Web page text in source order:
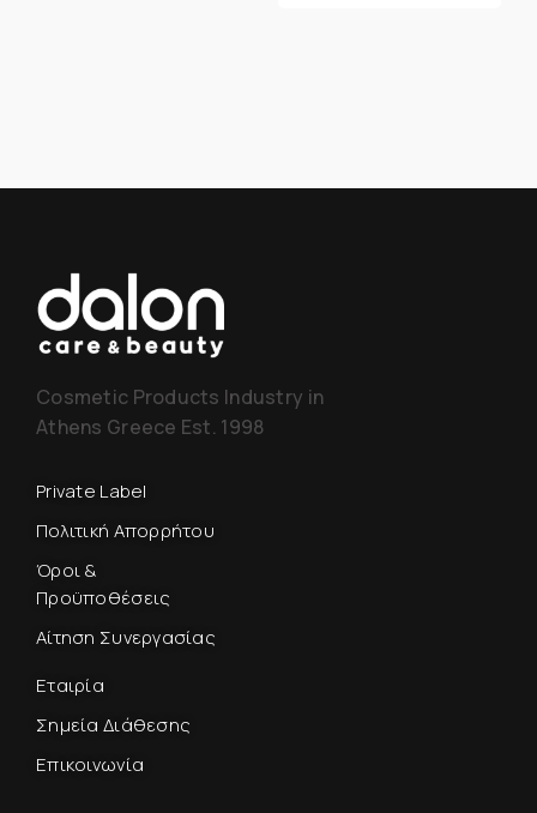
Cosmetic Products Industry in
Athens Greece Est. 1998
Private Label
Πολιτική Απορρήτου
Όροι &
Προϋποθέσεις
Αίτηση Συνεργασίας
Εταιρία
Σημεία Διάθεσης
Επικοινωνία